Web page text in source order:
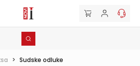
> Sudske odluke